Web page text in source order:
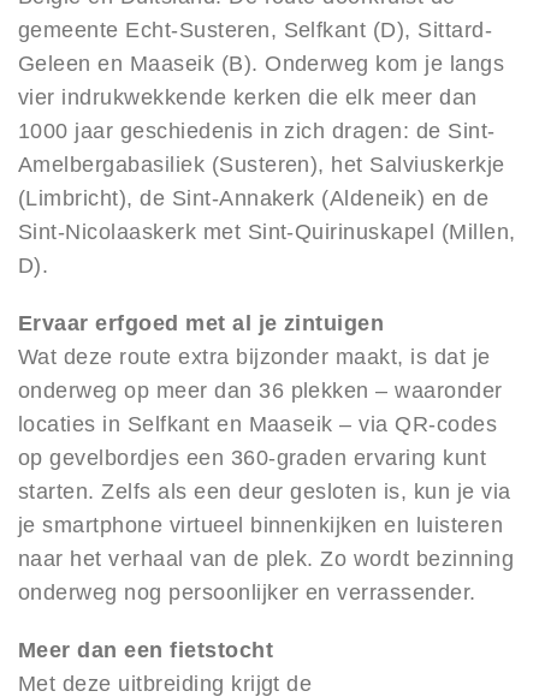
gemeente Echt-Susteren, Selfkant (D), Sittard-
Geleen en Maaseik (B). Onderweg kom je langs
vier indrukwekkende kerken die elk meer dan
1000 jaar geschiedenis in zich dragen: de Sint-
Amelbergabasiliek (Susteren), het Salviuskerkje
(Limbricht), de Sint-Annakerk (Aldeneik) en de
Sint-Nicolaaskerk met Sint-Quirinuskapel (Millen,
D).
Ervaar erfgoed met al je zintuigen
Wat deze route extra bijzonder maakt, is dat je
onderweg op meer dan 36 plekken – waaronder
locaties in Selfkant en Maaseik – via QR-codes
op gevelbordjes een 360-graden ervaring kunt
starten. Zelfs als een deur gesloten is, kun je via
je smartphone virtueel binnenkijken en luisteren
naar het verhaal van de plek. Zo wordt bezinning
onderweg nog persoonlijker en verrassender.
Meer dan een fietstocht
Met deze uitbreiding krijgt de